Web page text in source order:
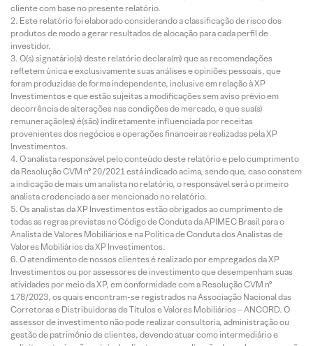
cliente com base no presente relatório.
Este relatório foi elaborado considerando a classificação de risco dos
produtos de modo a gerar resultados de alocação para cada perfil de
investidor.
O(s) signatário(s) deste relatório declara(m) que as recomendações
refletem única e exclusivamente suas análises e opiniões pessoais, que
foram produzidas de forma independente, inclusive em relação à XP
Investimentos e que estão sujeitas a modificações sem aviso prévio em
decorrência de alterações nas condições de mercado, e que sua(s)
remuneração(es) é(são) indiretamente influenciada por receitas
provenientes dos negócios e operações financeiras realizadas pela XP
Investimentos.
O analista responsável pelo conteúdo deste relatório e pelo cumprimento
da Resolução CVM nº 20/2021 está indicado acima, sendo que, caso constem
a indicação de mais um analista no relatório, o responsável será o primeiro
analista credenciado a ser mencionado no relatório.
Os analistas da XP Investimentos estão obrigados ao cumprimento de
todas as regras previstas no Código de Conduta da APIMEC Brasil para o
Analista de Valores Mobiliários e na Política de Conduta dos Analistas de
Valores Mobiliários da XP Investimentos.
O atendimento de nossos clientes é realizado por empregados da XP
Investimentos ou por assessores de investimento que desempenham suas
atividades por meio da XP, em conformidade com a Resolução CVM nº
178/2023, os quais encontram-se registrados na Associação Nacional das
Corretoras e Distribuidoras de Títulos e Valores Mobiliários – ANCORD. O
assessor de investimento não pode realizar consultoria, administração ou
gestão de patrimônio de clientes, devendo atuar como intermediário e